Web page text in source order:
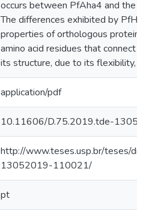
occurs between PfAha4 and the
The differences exhibited by
properties of orthologous
amino acid residues that connect
its structure, due to its flexibility,
application/pdf
10.11606/D.75.2019.tde-
http://www.teses.usp.br/teses/
13052019-110021/
pt